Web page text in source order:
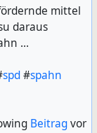
mittel
daraus
...
spd#spahn
Beitragvor